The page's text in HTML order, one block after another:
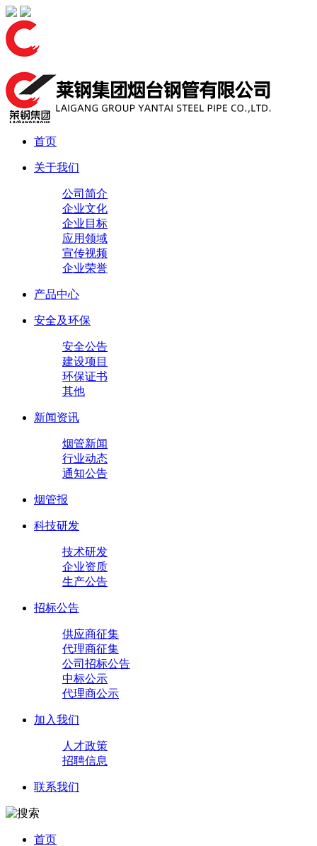
首页
关于我们
公司简介
企业文化
企业目标
应用领域
宣传视频
企业荣誉
产品中心
安全及环保
安全公告
建设项目
环保证书
其他
新闻资讯
烟管新闻
行业动态
通知公告
烟管报
科技研发
技术研发
企业资质
生产公告
招标公告
供应商征集
代理商征集
公司招标公告
中标公示
代理商公示
加入我们
人才政策
招聘信息
联系我们
首页